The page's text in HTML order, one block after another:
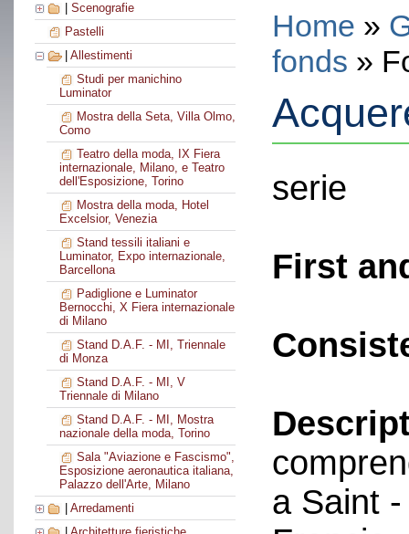
Scenografie
Pastelli
Allestimenti
Studi per manichino
Luminator
Mostra della Seta, Villa Olmo,
Como
Teatro della moda, IX Fiera
internazionale, Milano, e Teatro
dell'Esposizione, Torino
Mostra della moda, Hotel
Excelsior, Venezia
Stand tessili italiani e
Luminator, Expo internazionale,
Barcellona
Padiglione e Luminator
Bernocchi, X Fiera internazionale
di Milano
Stand D.A.F. - MI, Triennale
di Monza
Stand D.A.F. - MI, V
Triennale di Milano
Stand D.A.F. - MI, Mostra
nazionale della moda, Torino
Sala "Aviazione e Fascismo",
Esposizione aeronautica italiana,
Palazzo dell'Arte, Milano
Arredamenti
Home »
fonds »
serie
First
a Saint